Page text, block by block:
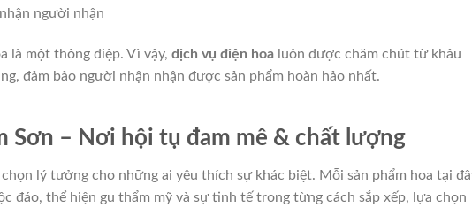
người nhận
là một thông điệp. Vì vậy, dịch vụ điện hoa luôn được chăm chút từ khâu
đảm bảo người nhận nhận được sản phẩm hoàn hảo nhất.
Sơn – Nơi hội tụ đam mê & chất lượng
chọn lý tưởng cho những ai yêu thích sự khác biệt. Mỗi sản phẩm hoa tại
đáo, thể hiện gu thẩm mỹ và sự tinh tế trong từng cách sắp xếp, lựa chọn